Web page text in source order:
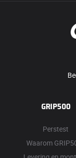
GRIP500
Perstest
Waarom